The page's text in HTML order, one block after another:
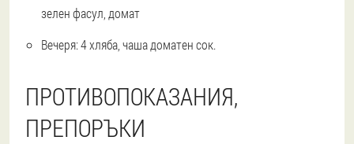
зелен фасул, домат
Вечеря: 4 хляба, чаша доматен сок.
ПРОТИВОПОКАЗАНИЯ,
ПРЕПОРЪКИ